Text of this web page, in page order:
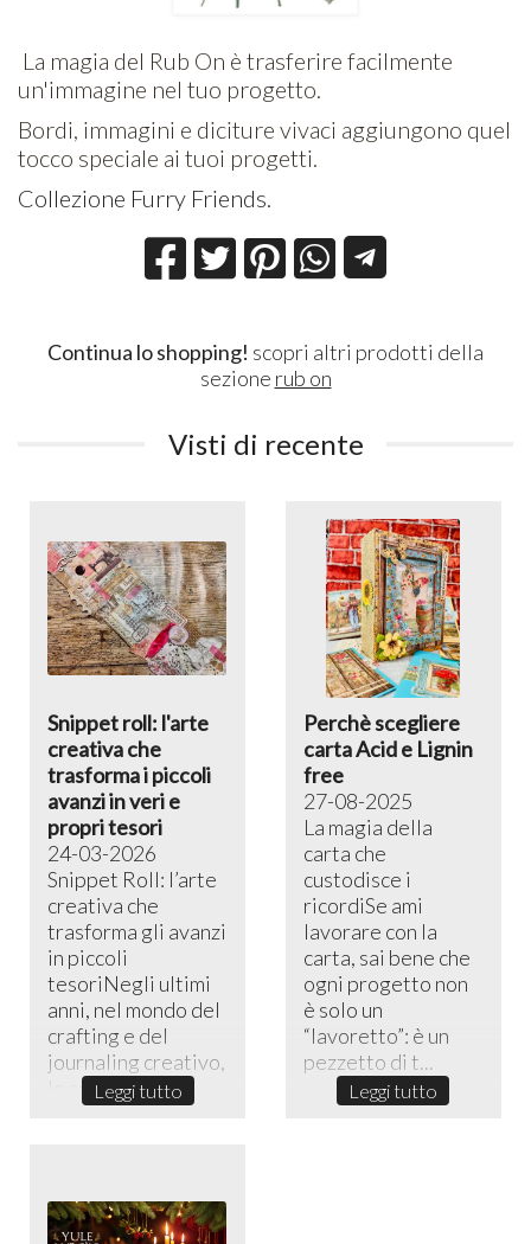
La magia del Rub On è trasferire facilmente
un'immagine nel tuo progetto.
Bordi, immagini e diciture vivaci aggiungono quel
tocco speciale ai tuoi progetti.
Collezione Furry Friends.
Continua lo shopping! scopri altri prodotti della
sezione rub on
Visti di recente
Snippet roll: l'arte
creativa che
trasforma i piccoli
avanzi in veri e
propri tesori
24-03-2026
Snippet Roll: l’arte
creativa che
trasforma gli avanzi
in piccoli
tesoriNegli ultimi
anni, nel mondo del
crafting e del
journaling creativo,
lo sni...Leggi tutto
Perchè scegliere
carta Acid e Lignin
free
27-08-2025
La magia della
carta che
custodisce i
ricordiSe ami
lavorare con la
carta, sai bene che
ogni progetto non
è solo un
“lavoretto”: è un
pezzetto di t...
Leggi tutto